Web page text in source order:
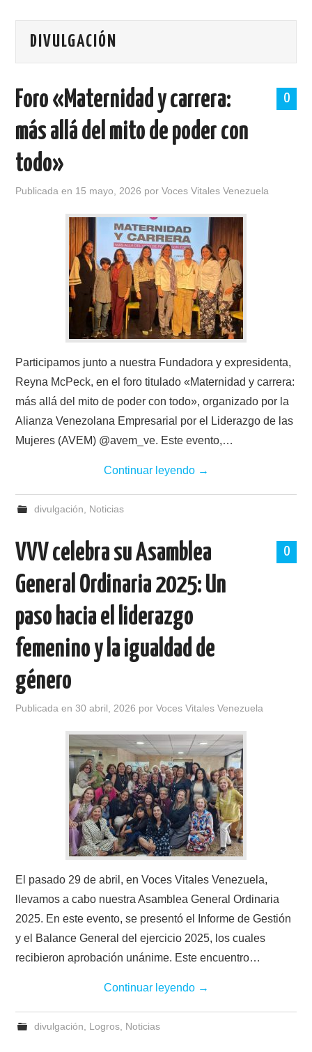
SOBRE VOCES VITALES
NOTICIAS
LOGROS
HISTORIAS DE EXITO
BOLETINES
CONTACTO
DIVULGACIÓN
0
Foro «Maternidad y carrera:
más allá del mito de poder con
todo»
Publicada en 15 mayo, 2026 porVoces Vitales Venezuela
Participamos junto a nuestra Fundadora y expresidenta,
Reyna McPeck, en el foro titulado «Maternidad y carrera:
más allá del mito de poder con todo», organizado por la
Alianza Venezolana Empresarial por el Liderazgo de las
Mujeres (AVEM) @avem_ve. Este evento,…
Continuar leyendo →
divulgación Noticias
0
VVV celebra su Asamblea
General Ordinaria 2025: Un
paso hacia el liderazgo
femenino y la igualdad de
género
Publicada en30 abril, 2026 porVoces Vitales Venezuela
El pasado 29 de abril, en Voces Vitales Venezuela,
llevamos a cabo nuestra Asamblea General Ordinaria
2025. En este evento, se presentó el Informe de Gestión
y el Balance General del ejercicio 2025, los cuales
recibieron aprobación unánime. Este encuentro…
Continuar leyendo →
divulgación Logros, Noticias